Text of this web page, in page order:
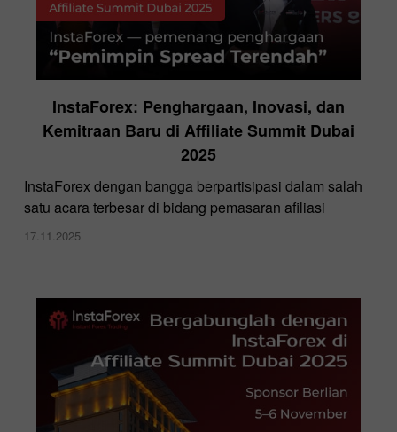
InstaForex: Penghargaan, Inovasi, dan
Kemitraan Baru di Affiliate Summit Dubai
2025
InstaForex dengan bangga berpartisipasi dalam salah
satu acara terbesar di bidang pemasaran afiliasi
17.11.2025